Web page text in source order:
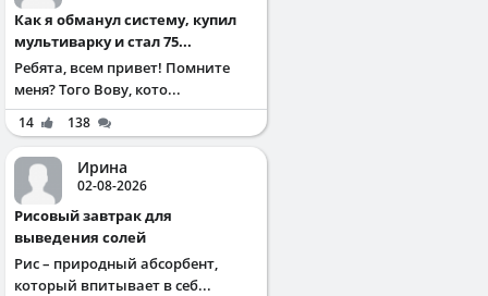
Как я обманул систему, купил
мультиварку и стал 75...
Ребята, всем привет! Помните
меня? Того Вову, кото...
14 138
Ирина
02-08-2026
Рисовый завтрак для
выведения солей
Рис – природный абсорбент,
который впитывает в себ...